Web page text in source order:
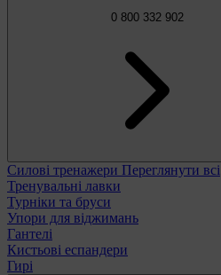
0 800 332 902
Силові тренажери Переглянути всі
Тренувальні лавки
Турніки та бруси
Упори для віджимань
Гантелі
Кистьові еспандери
Гирі